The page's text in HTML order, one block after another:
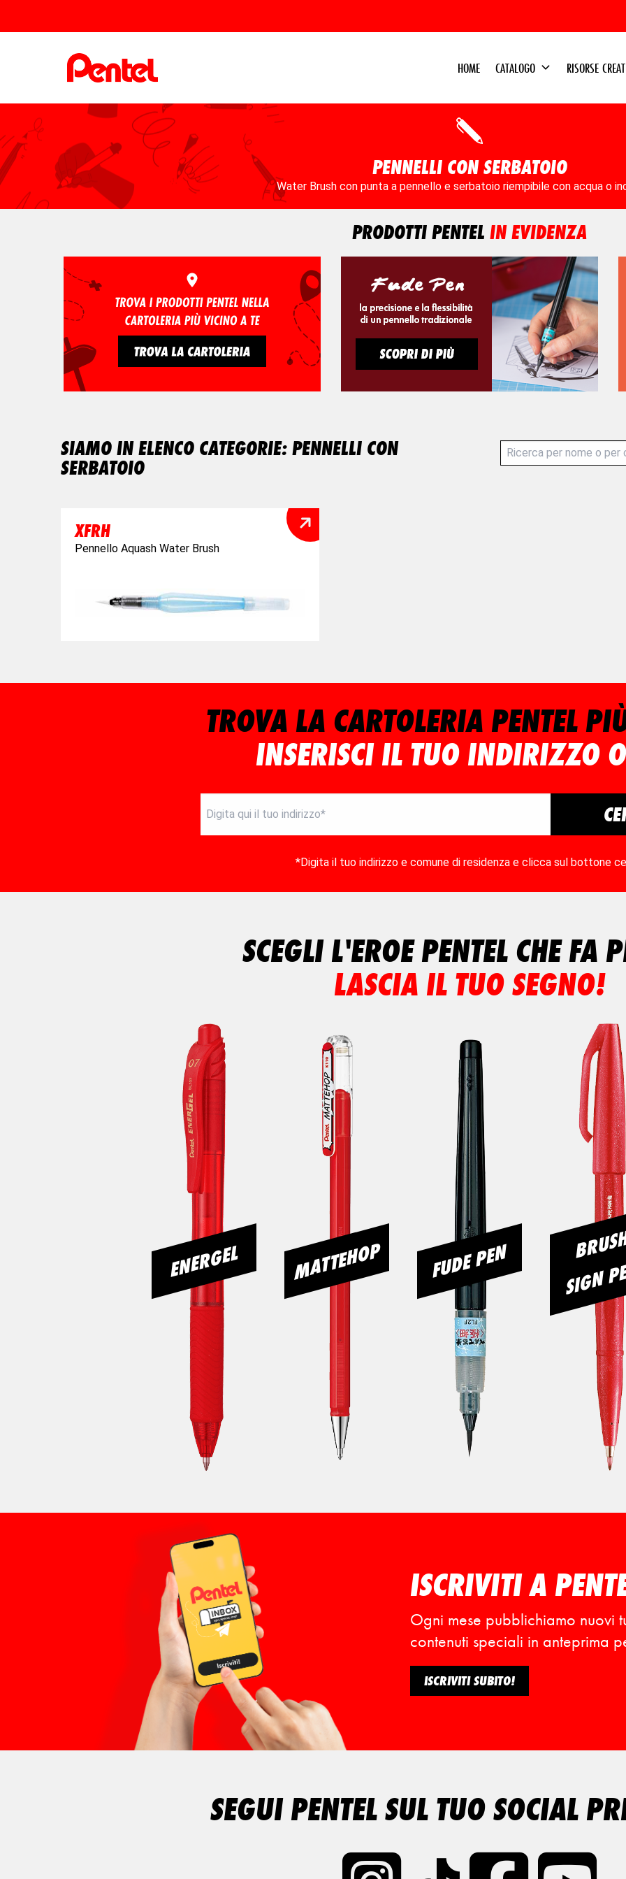
HOME CATALOGO RISORSE
PENNELLI CON SERBATOIO
Water Brush con punta a pennello e serbatoio riempibile con acqua o
PRODOTTI PENTEL IN EVIDENZA
SIAMO IN ELENCO CATEGORIE: PENNELLI CON
SERBATOIO
XFRH
Pennello Aquash Water Brush
TROVA LA CARTOLERIA PENTEL
INSERISCI IL TUO INDIRIZZO
*Digita il tuo indirizzo e comune di residenza e clicca sul bottone
SCEGLI L'EROE PENTEL CHE FA
LASCIA IL TUO SEGNO!
ENERGEL MATTEHOP FUDE PEN
ISCRIVITI A
Ogni mese pubblichiamo nuovi
contenuti speciali in anteprima
ISCRIVITI SUBITO!
SEGUI PENTEL SUL TUO SOCIAL